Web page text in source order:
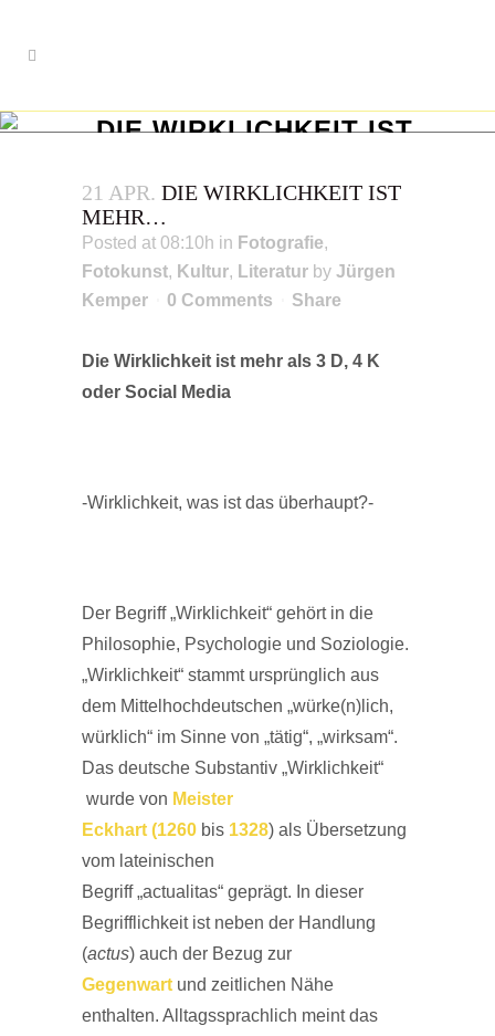
DIE WIRKLICHKEIT IST
Philosophie auf 24notes
21 APR. DIE WIRKLICHKEIT IST
MEHR…
Posted at 08:10h in Fotografie,
Fotokunst, Kultur, Literatur by Jürgen
Kemper
0 Comments Share
Die Wirklichkeit ist mehr als 3 D, 4 K
oder Social Media
-Wirklichkeit, was ist das überhaupt?-
Der Begriff „Wirklichkeit“ gehört in die
Philosophie, Psychologie und Soziologie.
„Wirklichkeit“ stammt ursprünglich aus
dem Mittelhochdeutschen „würke(n)lich,
würklich“ im Sinne von „tätig“, „wirksam“.
Das deutsche Substantiv „Wirklichkeit“
wurde von Meister
Eckhart (1260 bis 1328) als Übersetzung
vom lateinischen
Begriff „actualitas“ geprägt. In dieser
Begrifflichkeit ist neben der Handlung
(actus) auch der Bezug zur
Gegenwart und zeitlichen Nähe
enthalten. Alltagssprachlich meint das